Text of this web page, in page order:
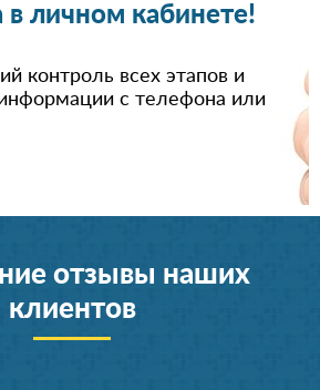
в личном кабинете!
контроль всех этапов и
с телефона или
отзывы наших
клиентов